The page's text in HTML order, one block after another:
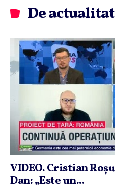
De
VIDEO. Cristian
Dan: „Este un...